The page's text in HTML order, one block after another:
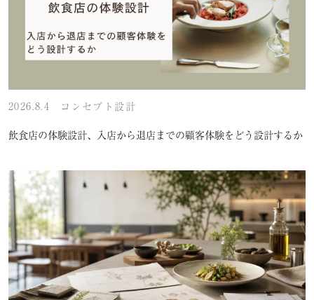
2026.8.4 コンセプト設計
飲食店の体験設計、入店から退店までの顧客体験をどう設計するか